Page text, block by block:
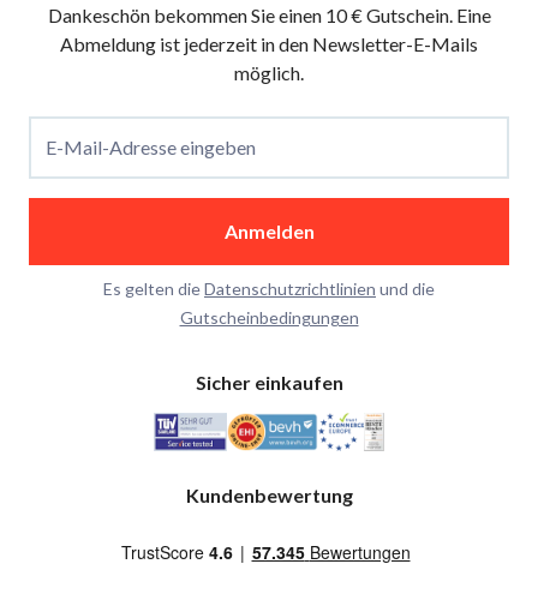
Dankeschön bekommen Sie einen 10 € Gutschein. Eine
Abmeldung ist jederzeit in den Newsletter-E-Mails
möglich.
E-Mail-Adresse eingeben
Anmelden
Es gelten dieDatenschutzrichtlinien und die
Gutscheinbedingungen
Sicher einkaufen
Kundenbewertung